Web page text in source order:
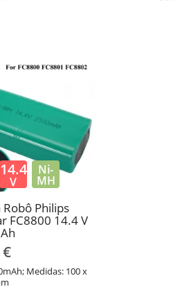
Philips
FC8800 14.4 V
Medidas: 100 x
14.4
V
Ni-
MH